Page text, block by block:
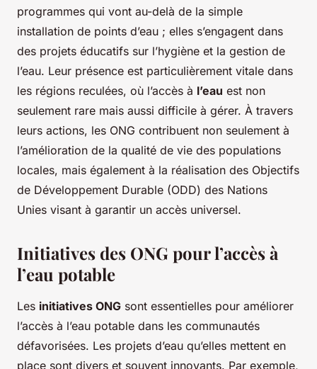
programmes qui vont au-delà de la simple
installation de points d’eau ; elles s’engagent dans
des projets éducatifs sur l’hygiène et la gestion de
l’eau. Leur présence est particulièrement vitale dans
les régions reculées, où l’accès à l’eau est non
seulement rare mais aussi difficile à gérer. À travers
leurs actions, les ONG contribuent non seulement à
l’amélioration de la qualité de vie des populations
locales, mais également à la réalisation des Objectifs
de Développement Durable (ODD) des Nations
Unies visant à garantir un accès universel.
Initiatives des ONG pour l’accès à
l’eau potable
Les initiatives ONG sont essentielles pour améliorer
l’accès à l’eau potable dans les communautés
défavorisées. Les projets d’eau qu’elles mettent en
place sont divers et souvent innovants. Par exemple,